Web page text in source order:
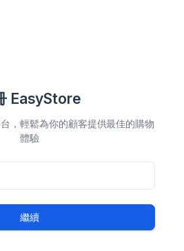
EasyStore
，輕鬆為你的顧客提供最佳的購物
體驗
繼續